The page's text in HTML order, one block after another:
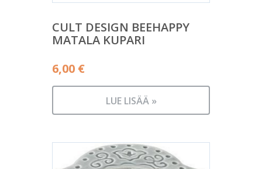
CULT DESIGN BEEHAPPY
MATALA KUPARI
6,00 €
LUE LISÄÄ »